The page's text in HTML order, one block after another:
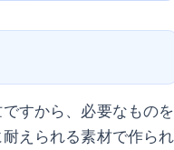
すから、必要なものを
えられる素材で作られ